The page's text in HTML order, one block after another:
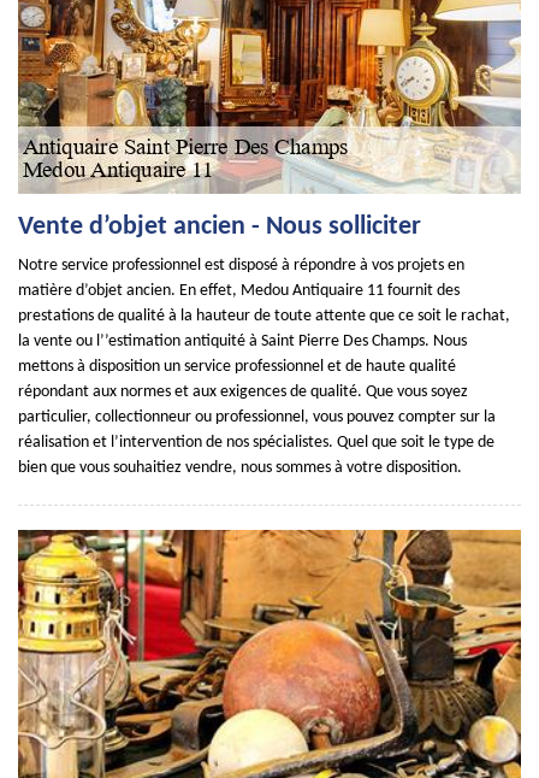
Vente d’objet ancien - Nous solliciter
Notre service professionnel est disposé à répondre à vos projets en
matière d’objet ancien. En effet, Medou Antiquaire 11 fournit des
prestations de qualité à la hauteur de toute attente que ce soit le rachat,
la vente ou l’’estimation antiquité à Saint Pierre Des Champs. Nous
mettons à disposition un service professionnel et de haute qualité
répondant aux normes et aux exigences de qualité. Que vous soyez
particulier, collectionneur ou professionnel, vous pouvez compter sur la
réalisation et l’intervention de nos spécialistes. Quel que soit le type de
bien que vous souhaitiez vendre, nous sommes à votre disposition.